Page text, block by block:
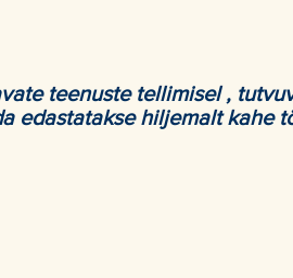
teenuste tellimisel ,
edastatakse hiljemalt kahe